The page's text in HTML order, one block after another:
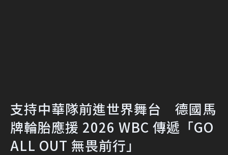
支持中華隊前進世界舞台 德國馬
牌輪胎應援 2026 WBC 傳遞「GO
ALL OUT 無畏前行」